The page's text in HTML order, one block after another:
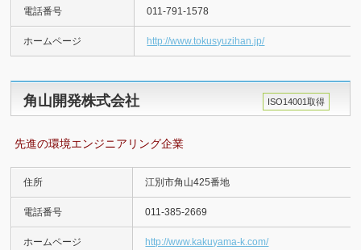
電話番号 011-791-1578
ホームページ http://www.tokusyuzihan.jp/
角山開発株式会社 ISO14001取得
先進の環境エンジニアリング企業
住所 江別市角山425番地
電話番号 011-385-2669
ホームページ http://www.kakuyama-k.com/